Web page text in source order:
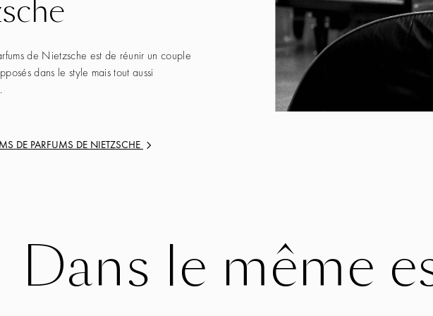
de Nietzsche est de réunir un couple
dans le style mais tout aussi
DE PARFUMS DE NIETZSCHE
Dans le même